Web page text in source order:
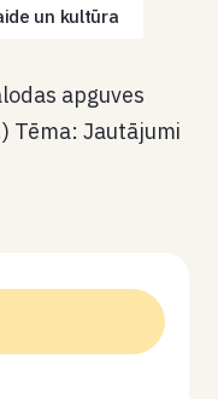
un kultūra
apguves
Tēma: Jautājumi